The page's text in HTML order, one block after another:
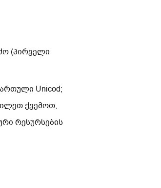
(პირველი
Unicod;
ქვემოთ,
რესურსების